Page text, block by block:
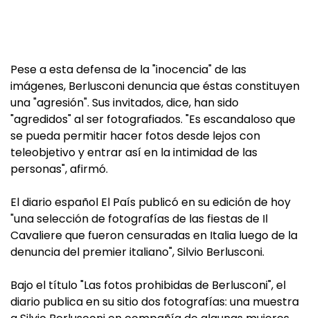
Pese a esta defensa de la "inocencia" de las
imágenes, Berlusconi denuncia que éstas constituyen
una "agresión". Sus invitados, dice, han sido
"agredidos" al ser fotografiados. "Es escandaloso que
se pueda permitir hacer fotos desde lejos con
teleobjetivo y entrar así en la intimidad de las
personas", afirmó.
El diario español El País publicó en su edición de hoy
"una selección de fotografías de las fiestas de Il
Cavaliere que fueron censuradas en Italia luego de la
denuncia del premier italiano", Silvio Berlusconi.
Bajo el título "Las fotos prohibidas de Berlusconi", el
diario publica en su sitio dos fotografías: una muestra